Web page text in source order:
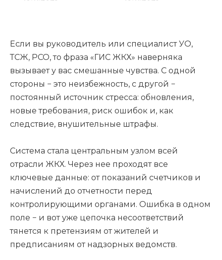
Если вы руководитель или специалист УО,
ТСЖ, РСО, то фраза «ГИС ЖКХ» наверняка
вызывает у вас смешанные чувства. С одной
стороны − это неизбежность, с другой −
постоянный источник стресса: обновления,
новые требования, риск ошибок и, как
следствие, внушительные штрафы.
Система стала центральным узлом всей
отрасли ЖКХ. Через нее проходят все
ключевые данные: от показаний счетчиков и
начислений до отчетности перед
контролирующими органами. Ошибка в одном
поле − и вот уже цепочка несоответствий
тянется к претензиям от жителей и
предписаниям от надзорных ведомств.